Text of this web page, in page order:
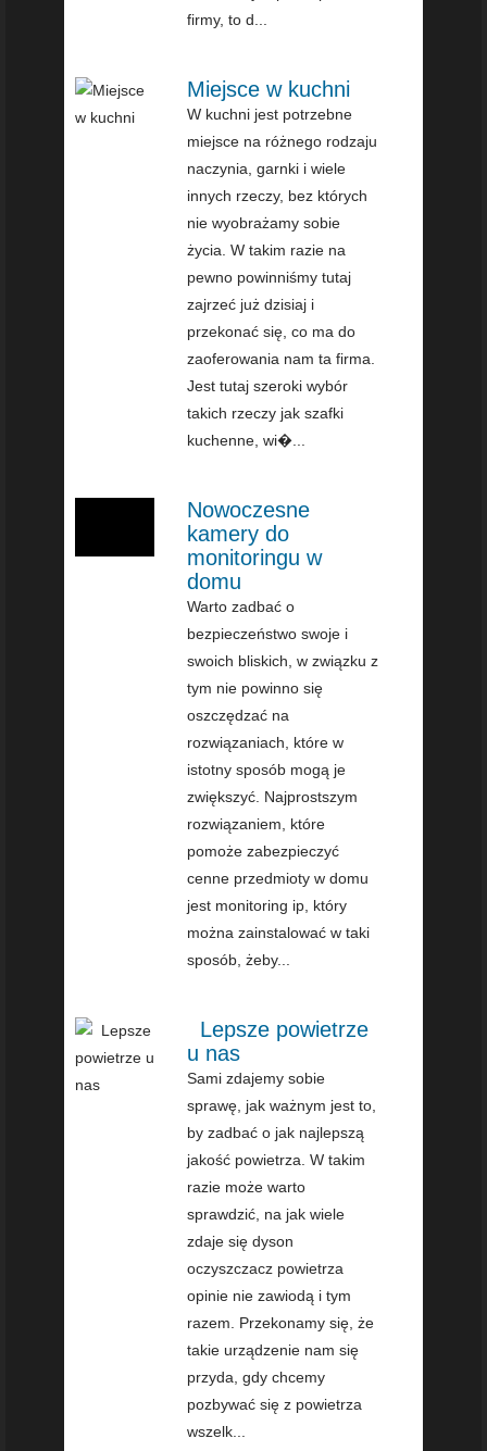
firmy, to d...
Miejsce w kuchni
W kuchni jest potrzebne
miejsce na różnego rodzaju
naczynia, garnki i wiele
innych rzeczy, bez których
nie wyobrażamy sobie
życia. W takim razie na
pewno powinniśmy tutaj
zajrzeć już dzisiaj i
przekonać się, co ma do
zaoferowania nam ta firma.
Jest tutaj szeroki wybór
takich rzeczy jak szafki
kuchenne, wi�...
Nowoczesne
kamery do
monitoringu w
domu
Warto zadbać o
bezpieczeństwo swoje i
swoich bliskich, w związku z
tym nie powinno się
oszczędzać na
rozwiązaniach, które w
istotny sposób mogą je
zwiększyć. Najprostszym
rozwiązaniem, które
pomoże zabezpieczyć
cenne przedmioty w domu
jest monitoring ip, który
można zainstalować w taki
sposób, żeby...
Lepsze powietrze
u nas
Sami zdajemy sobie
sprawę, jak ważnym jest to,
by zadbać o jak najlepszą
jakość powietrza. W takim
razie może warto
sprawdzić, na jak wiele
zdaje się dyson
oczyszczacz powietrza
opinie nie zawiodą i tym
razem. Przekonamy się, że
takie urządzenie nam się
przyda, gdy chcemy
pozbywać się z powietrza
wszelk...